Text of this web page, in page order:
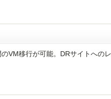
VM移行が可能。DRサイトへの